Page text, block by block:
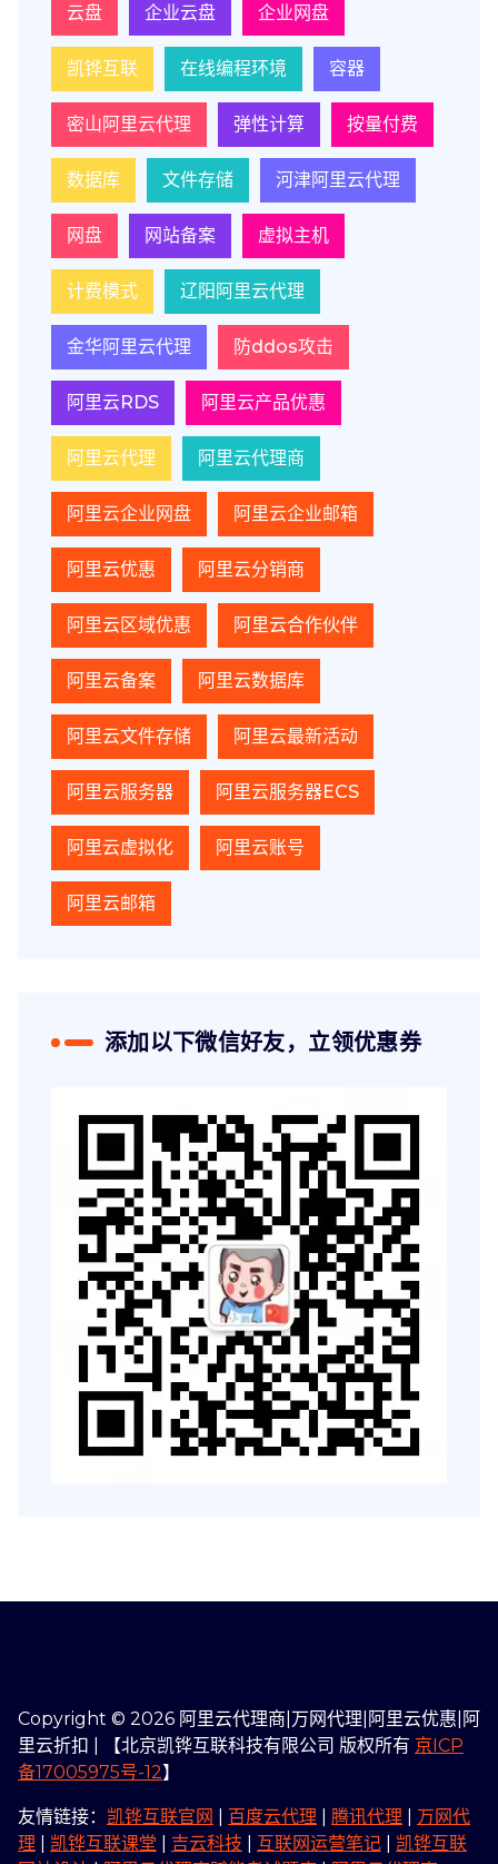
云盘 企业云盘 企业网盘
凯铧互联 在线编程环境 容器
密山阿里云代理 弹性计算 按量付费
数据库 文件存储 河津阿里云代理
网盘 网站备案 虚拟主机
计费模式 辽阳阿里云代理
金华阿里云代理 防ddos攻击
阿里云RDS 阿里云产品优惠
阿里云代理 阿里云代理商
阿里云企业网盘 阿里云企业邮箱
阿里云优惠 阿里云分销商
阿里云区域优惠 阿里云合作伙伴
阿里云备案 阿里云数据库
阿里云文件存储 阿里云最新活动
阿里云服务器 阿里云服务器ECS
阿里云虚拟化 阿里云账号
阿里云邮箱
添加以下微信好友，立领优惠券
Copyright © 2026 阿里云代理商|万网代理|阿里云优惠|阿
里云折扣 | 【北京凯铧互联科技有限公司 版权所有 京ICP
备17005975号-12】
友情链接： 凯铧互联官网 百度云代理 腾讯代理
万网代
理
凯铧互联课堂 吉云科技 互联网运营笔记
凯铧互联